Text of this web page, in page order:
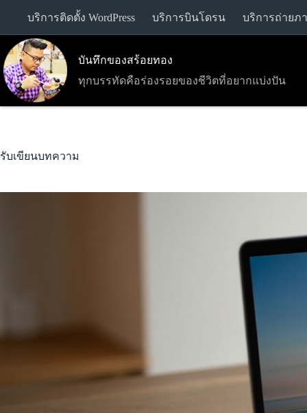
บริการติดตั้ง WordPress บริการบินโดรน บริการถ่ายภ
บันทึกของสร้อยทอง
ทุกบรรทัดคือร่องรอยของชีวิตที่อยากแบ่งปัน
รับเขียนบทความ